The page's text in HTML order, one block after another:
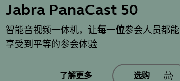
Jabra PanaCast 50
智能音视频一体机，让每一位参会人员都能
享受到平等的参会体验
了解更多 选购